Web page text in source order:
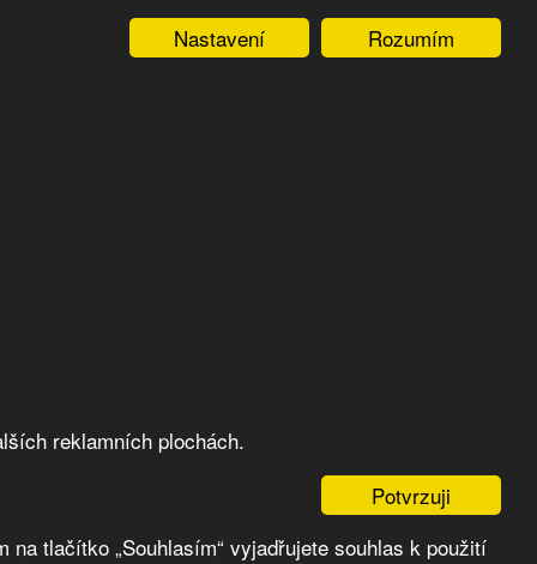
Rozumím
Nastavení
reklamních plochách.
Potvrzuji
tlačítko „Souhlasím“ vyjadřujete souhlas k použití